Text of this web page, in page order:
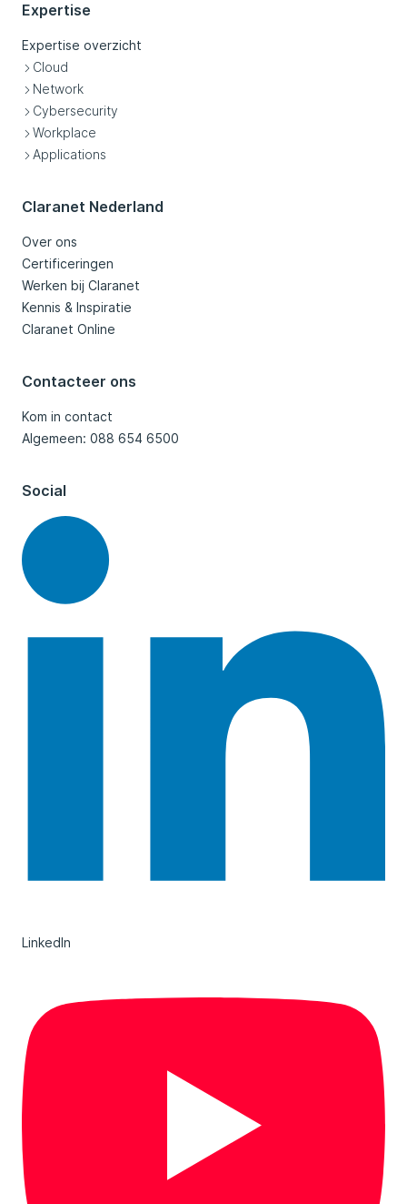
Expertise
Expertise overzicht
Cloud
Network
Cybersecurity
Workplace
Applications
Claranet Nederland
Over ons
Certificeringen
Werken bij Claranet
Kennis & Inspiratie
Claranet Online
Contacteer ons
Kom in contact
Algemeen: 088 654 6500
Social
LinkedIn